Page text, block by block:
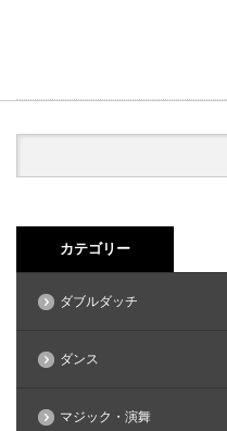
カテゴリー
ダブルダッチ
ダンス
マジック・演舞